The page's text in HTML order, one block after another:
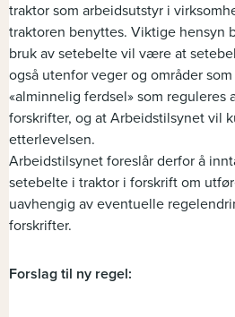
traktor som arbeidsutstyr i
traktoren benyttes. Viktige hensyn
bruk av setebelte vil være at
også utenfor veger og områder
«alminnelig ferdsel» som reguleres
forskrifter, og at Arbeidstilsynet vil
etterlevelsen.
Arbeidstilsynet foreslår derfor å
setebelte i traktor i forskrift om
uavhengig av eventuelle
forskrifter.
Forslag til ny regel: